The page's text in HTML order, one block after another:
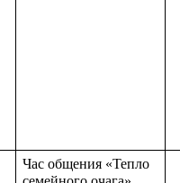
Час общения «Тепло